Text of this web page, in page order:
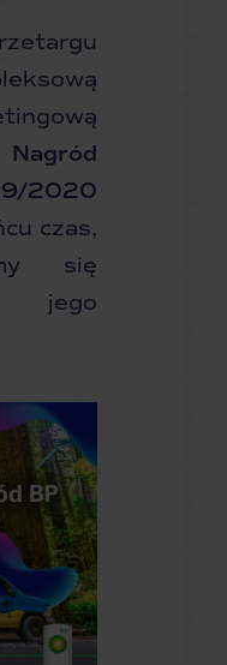
czas,
się
jego